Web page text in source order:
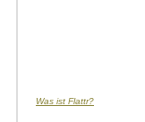
Was ist Flattr?